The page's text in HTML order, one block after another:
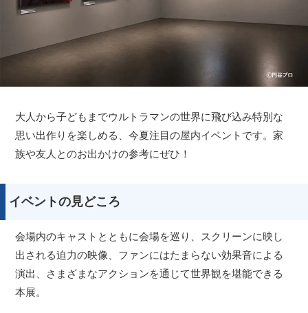
大人から子どもまでウルトラマンの世界に飛び込み特別な
思い出作りを楽しめる、今夏注目の屋内イベントです。家
族や友人とのお出かけの参考にぜひ！
イベントの見どころ
会場内のキャストとともに会場を巡り、スクリーンに映し
出される迫力の映像、ファンにはたまらない効果音による
演出、さまざまなアクションを通じて世界観を堪能できる
本展。